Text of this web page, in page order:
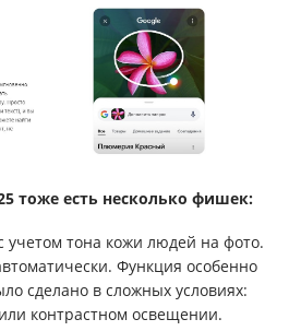
тоже есть несколько фишек:
учетом тона кожи людей на фото.
Функция особенно
сделано в сложных условиях:
контрастном освещении.